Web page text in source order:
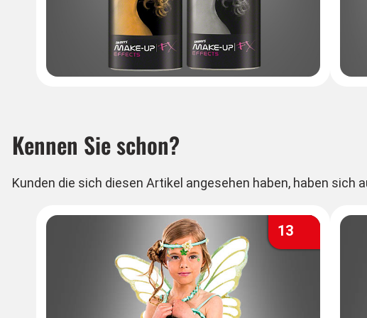
Kennen Sie schon?
Kunden die sich diesen Artikel angesehen haben, haben sich
13